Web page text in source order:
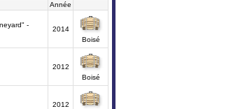
Année
-
2014
Boisé
2012
Boisé
2012